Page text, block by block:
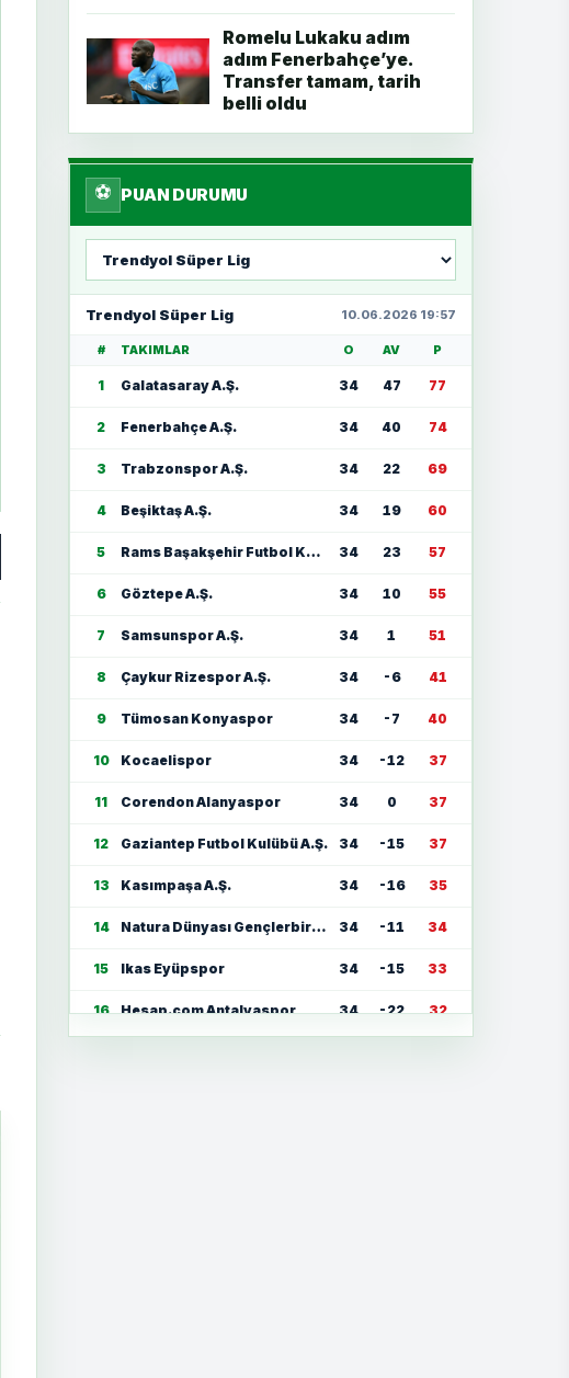
Romelu Lukaku adım
adım Fenerbahçe’ye.
Transfer tamam, tarih
belli oldu
⚽ PUAN DURUMU
seç
Trendyol Süper Lig 10.06.2026 19:57
# TAKIMLAR O AV P
1 Galatasaray A.Ş. 34 47 77
2 Fenerbahçe A.Ş. 34 40 74
3 Trabzonspor A.Ş. 34 22 69
4 Beşiktaş A.Ş. 34 19 60
5 Rams Başakşehir Futbol Kulübü 34 23 57
6 Göztepe A.Ş. 34 10 55
7 Samsunspor A.Ş. 34 1 51
8 Çaykur Rizespor A.Ş. 34 -6 41
9 Tümosan Konyaspor 34 -7 40
10 Kocaelispor 34 -12 37
11 Corendon Alanyaspor 34 0 37
12 Gaziantep Futbol Kulübü A.Ş. 34 -15 37
13 Kasımpaşa A.Ş. 34 -16 35
14 Natura Dünyası Gençlerbirliği 34 -11 34
15 Ikas Eyüpspor 34 -15 33
16 Hesap.com Antalyaspor 34 -22 32